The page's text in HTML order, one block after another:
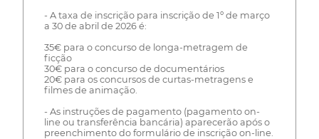
- A taxa de inscrição para inscrição de 1º de março
a 30 de abril de 2026 é:
35€ para o concurso de longa-metragem de
ficção
30€ para o concurso de documentários
20€ para os concursos de curtas-metragens e
filmes de animação.
- As instruções de pagamento (pagamento on-
line ou transferência bancária) aparecerão após o
preenchimento do formulário de inscrição on-line.